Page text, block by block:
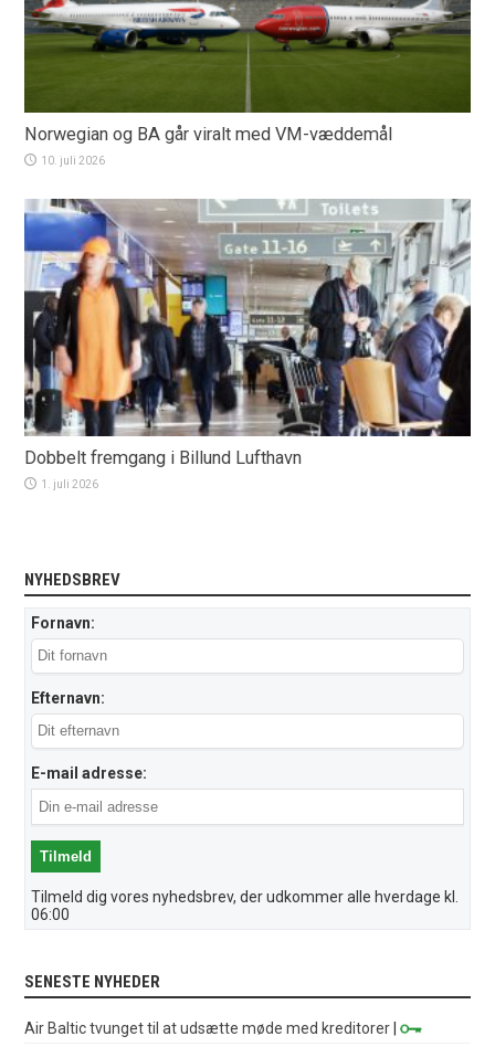
Norwegian og BA går viralt med VM-væddemål
10. juli 2026
Dobbelt fremgang i Billund Lufthavn
1. juli 2026
NYHEDSBREV
Fornavn:
Efternavn:
E-mail adresse:
Tilmeld dig vores nyhedsbrev, der udkommer alle hverdage kl.
06:00
SENESTE NYHEDER
Air Baltic tvunget til at udsætte møde med kreditorer |